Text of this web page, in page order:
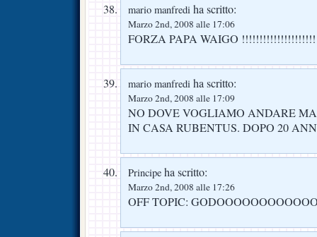
mario manfredi ha scritto:
Marzo 2nd, 2008 alle 17:06
FORZA PAPA WAIGO !!!!!!!!!!!!!!!!!!!!!
mario manfredi ha scritto:
Marzo 2nd, 2008 alle 17:09
NO DOVE VOGLIAMO ANDARE
IN CASA RUBENTUS. DOPO 20
Principe ha scritto:
Marzo 2nd, 2008 alle 17:26
OFF TOPIC: